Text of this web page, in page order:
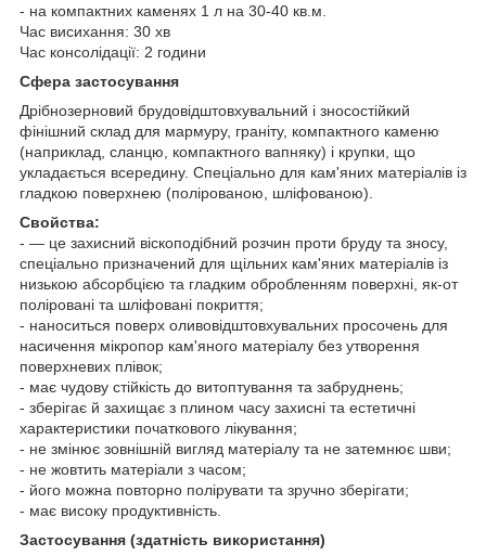
- на компактних каменях 1 л на 30-40 кв.м.
Час висихання: 30 хв
Час консолідації: 2 години
Сфера застосування
Дрібнозерновий брудовідштовхувальний і зносостійкий
фінішний склад для мармуру, граніту, компактного каменю
(наприклад, сланцю, компактного вапняку) і крупки, що
укладається всередину. Спеціально для кам'яних матеріалів із
гладкою поверхнею (полірованою, шліфованою).
Свойства:
- — це захисний віскоподібний розчин проти бруду та зносу,
спеціально призначений для щільних кам'яних матеріалів із
низькою абсорбцією та гладким обробленням поверхні, як-от
поліровані та шліфовані покриття;
- наноситься поверх оливовідштовхувальних просочень для
насичення мікропор кам'яного матеріалу без утворення
поверхневих плівок;
- має чудову стійкість до витоптування та забруднень;
- зберігає й захищає з плином часу захисні та естетичні
характеристики початкового лікування;
- не змінює зовнішній вигляд матеріалу та не затемнює шви;
- не жовтить матеріали з часом;
- його можна повторно полірувати та зручно зберігати;
- має високу продуктивність.
Застосування (здатність використання)